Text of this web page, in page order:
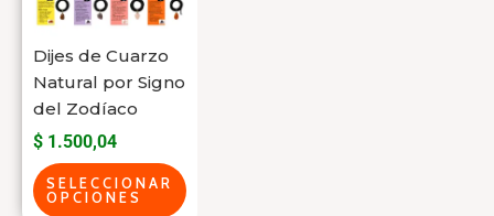
Dijes de Cuarzo
Natural por Signo
del Zodíaco
$ 1.500,04
SELECCIONAR
OPCIONES
variantes.
Las
opciones
se
pueden
elegir
en